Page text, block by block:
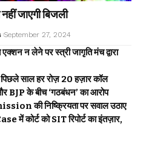
जाएगी बिजली
September 27, 2024
न लेने पर स्त्री जागृति मंच द्वारा
पिछले साल हर रोज़ 20 हज़ार कॉल
के बीच ‘गठबंधन’ का आरोप
की निष्क्रियता पर सवाल उठाए
कोर्ट को SIT रिपोर्ट का इंतज़ार,